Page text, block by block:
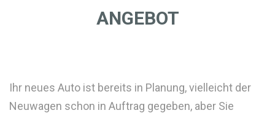
ANGEBOT
Ihr neues Auto ist bereits in Planung, vielleicht der
Neuwagen schon in Auftrag gegeben, aber Sie